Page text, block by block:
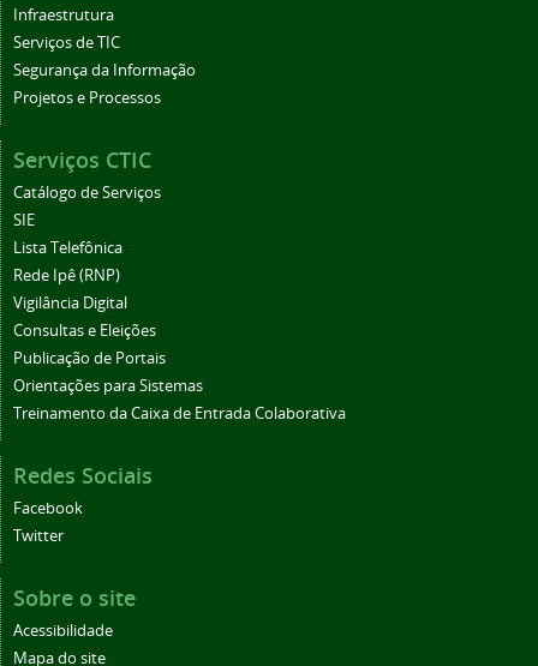
Infraestrutura
Serviços de TIC
Segurança da Informação
Projetos e Processos
Serviços CTIC
Catálogo de Serviços
SIE
Lista Telefônica
Rede Ipê (RNP)
Vigilância Digital
Consultas e Eleições
Publicação de Portais
Orientações para Sistemas
Treinamento da Caixa de Entrada Colaborativa
Redes Sociais
Facebook
Twitter
Sobre o site
Acessibilidade
Mapa do site